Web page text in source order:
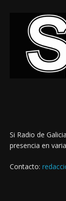
Si Radio de
presencia en
Contacto: